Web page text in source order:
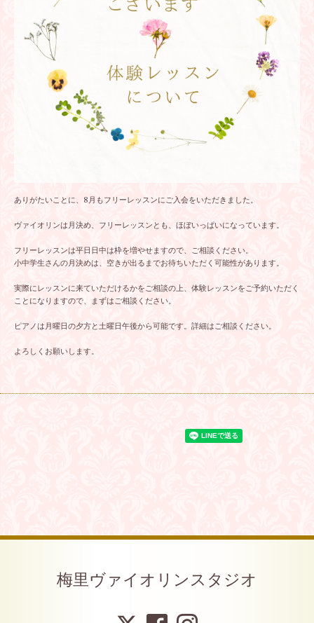
ありがたいことに、8月もフリーレッスンにご入会をいただきました。
ヴァイオリンは月決め、フリーレッスンとも、ほぼいっぱいになっています。
フリーレッスンは平日日中は枠を増やせますので、ご相談ください。
小中学生さんの月決めは、空きが出るまでお待ちいただく可能性があります。
実際にレッスンに来ていただけるかをご相談の上、体験レッスンをご予約いただく
ことになりますので、まずはご相談ください。
ピアノは月曜日の夕方と土曜日午後から可能です。詳細はご相談ください。
よろしくお願いします。
梅里ヴァイオリンスタジオ